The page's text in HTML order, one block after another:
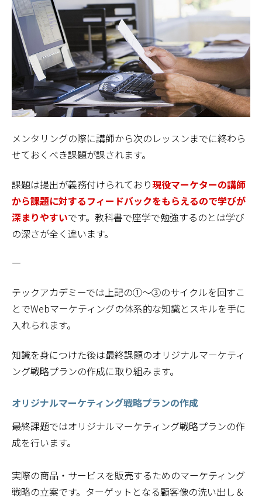
メンタリングの際に講師から次のレッスンまでに終わら
せておくべき課題が課されます。
課題は提出が義務付けられており現役マーケターの講師
から課題に対するフィードバックをもらえるので学びが
深まりやすいです。教科書で座学で勉強するのとは学び
の深さが全く違います。
―――――――
テックアカデミーでは上記の①～③のサイクルを回すこ
とでWebマーケティングの体系的な知識とスキルを手に
入れられます。
知識を身につけた後は最終課題のオリジナルマーケティ
ング戦略プランの作成に取り組みます。
オリジナルマーケティング戦略プランの作成
最終課題ではオリジナルマーケティング戦略プランの作
成を行います。
実際の商品・サービスを販売するためのマーケティング
戦略の立案です。ターゲットとなる顧客像の洗い出し＆